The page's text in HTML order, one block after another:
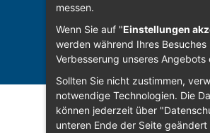
messen.
Wenn Sie auf "Einstellungen
werden während Ihres
Verbesserung unseres Angebots
Sollten Sie nicht zustimmen,
notwendige Technologien. Die
können jederzeit über
unteren Ende der Seite geändert